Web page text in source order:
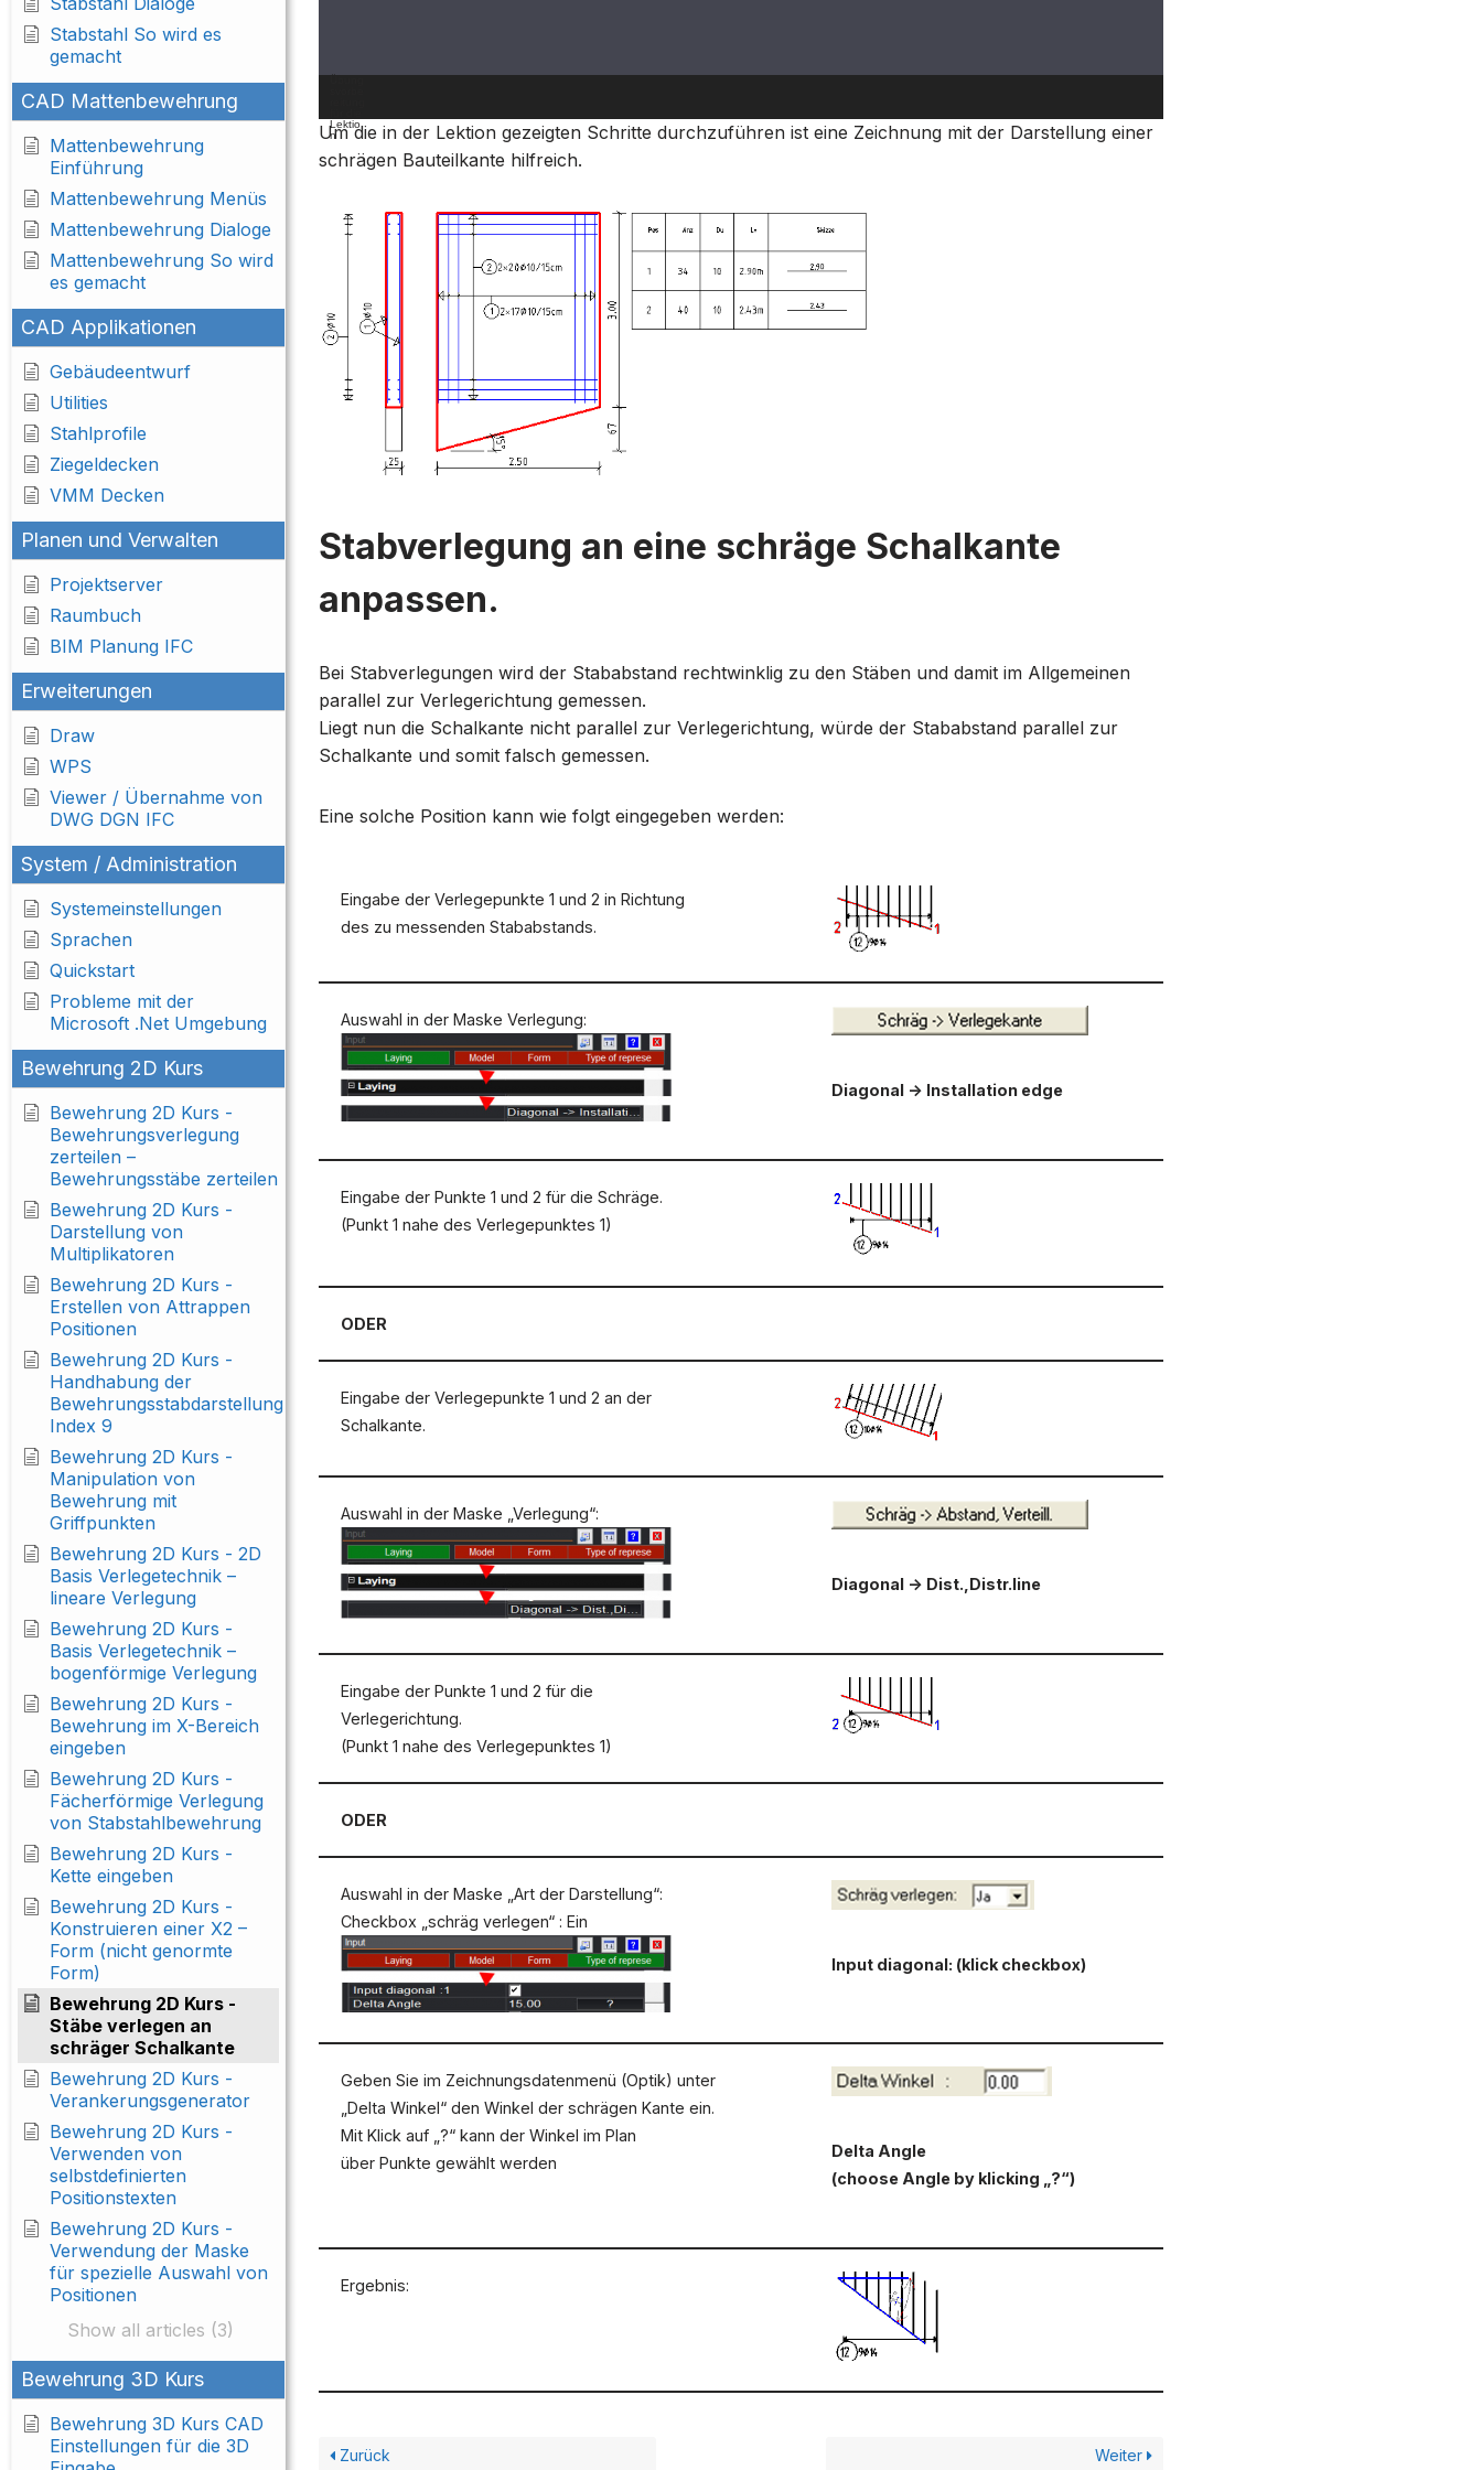
Stabstahl So wird es
gemacht
CAD Mattenbewehrung
Mattenbewehrung
Einführung
Mattenbewehrung Menüs
Mattenbewehrung Dialoge
Mattenbewehrung So wird
es gemacht
CAD Applikationen
Gebäudeentwurf
Utilities
Stahlprofile
Ziegeldecken
VMM Decken
Planen und Verwalten
Projektserver
Raumbuch
BIM Planung IFC
Erweiterungen
Draw
WPS
Viewer / Übernahme von
DWG DGN IFC
System / Administration
Systemeinstellungen
Sprachen
Quickstart
Probleme mit der
Microsoft .Net Umgebung
Bewehrung 2D Kurs
Bewehrung 2D Kurs -
Bewehrungsverlegung
zerteilen –
Bewehrungsstäbe zerteilen
Bewehrung 2D Kurs -
Darstellung von
Multiplikatoren
Bewehrung 2D Kurs -
Erstellen von Attrappen
Positionen
Bewehrung 2D Kurs -
Handhabung der
Bewehrungsstabdarstellung
Index 9
Bewehrung 2D Kurs -
Manipulation von
Bewehrung mit
Griffpunkten
Bewehrung 2D Kurs - 2D
Basis Verlegetechnik –
lineare Verlegung
Bewehrung 2D Kurs -
Basis Verlegetechnik –
bogenförmige Verlegung
Bewehrung 2D Kurs -
Bewehrung im X-Bereich
eingeben
Bewehrung 2D Kurs -
Fächerförmige Verlegung
von Stabstahlbewehrung
Bewehrung 2D Kurs -
Kette eingeben
Bewehrung 2D Kurs -
Konstruieren einer X2 –
Form (nicht genormte
Form)
Bewehrung 2D Kurs -
Stäbe verlegen an
schräger Schalkante
Bewehrung 2D Kurs -
Verankerungsgenerator
Bewehrung 2D Kurs -
Verwenden von
selbstdefinierten
Positionstexten
Bewehrung 2D Kurs -
Verwendung der Maske
für spezielle Auswahl von
Positionen
Show all articles (3)
Bewehrung 3D Kurs
Bewehrung 3D Kurs CAD
Einstellungen für die 3D
Lektio
n
Um die in der Lektion gezeigten Schritte durchzuführen ist eine Zeichnung mit der Darstellung einer
schrägen Bauteilkante hilfreich.
Stabverlegung an eine schräge Schalkante
anpassen.
Bei Stabverlegungen wird der Stababstand rechtwinklig zu den Stäben und damit im Allgemeinen
parallel zur Verlegerichtung gemessen.
Liegt nun die Schalkante nicht parallel zur Verlegerichtung, würde der Stababstand parallel zur
Schalkante und somit falsch gemessen.
Eine solche Position kann wie folgt eingegeben werden:
Eingabe der Verlegepunkte 1 und 2 in Richtung
des zu messenden Stababstands.
Auswahl in der Maske Verlegung:
Diagonal -> Installation edge
Eingabe der Punkte 1 und 2 für die Schräge.
(Punkt 1 nahe des Verlegepunktes 1)
ODER
Eingabe der Verlegepunkte 1 und 2 an der
Schalkante.
Auswahl in der Maske „Verlegung“:
Diagonal -> Dist.,Distr.line
Eingabe der Punkte 1 und 2 für die
Verlegerichtung.
(Punkt 1 nahe des Verlegepunktes 1)
ODER
Auswahl in der Maske „Art der Darstellung“:
Checkbox „schräg verlegen“ : Ein
Input diagonal: (klick checkbox)
Geben Sie im Zeichnungsdatenmenü (Optik) unter
„Delta Winkel“ den Winkel der schrägen Kante ein.
Mit Klick auf „?“ kann der Winkel im Plan
über Punkte gewählt werden
Delta Angle
(choose Angle by klicking „?“)
Ergebnis:
Zurück
Weiter